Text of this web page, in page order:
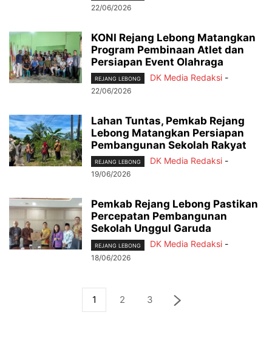
22/06/2026
KONI Rejang Lebong Matangkan
Program Pembinaan Atlet dan
Persiapan Event Olahraga
REJANG LEBONG DK Media Redaksi -
22/06/2026
Lahan Tuntas, Pemkab Rejang
Lebong Matangkan Persiapan
Pembangunan Sekolah Rakyat
REJANG LEBONG DK Media Redaksi -
19/06/2026
Pemkab Rejang Lebong Pastikan
Percepatan Pembangunan
Sekolah Unggul Garuda
REJANG LEBONG DK Media Redaksi -
18/06/2026
1 2 3